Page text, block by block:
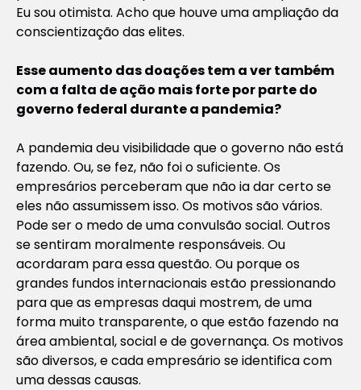
Eu sou otimista. Acho que houve uma ampliação da
conscientização das elites.
Esse aumento das doações tem a ver também
com a falta de ação mais forte por parte do
governo federal durante a pandemia?
A pandemia deu visibilidade que o governo não está
fazendo. Ou, se fez, não foi o suficiente. Os
empresários perceberam que não ia dar certo se
eles não assumissem isso. Os motivos são vários.
Pode ser o medo de uma convulsão social. Outros
se sentiram moralmente responsáveis. Ou
acordaram para essa questão. Ou porque os
grandes fundos internacionais estão pressionando
para que as empresas daqui mostrem, de uma
forma muito transparente, o que estão fazendo na
área ambiental, social e de governança. Os motivos
são diversos, e cada empresário se identifica com
uma dessas causas.